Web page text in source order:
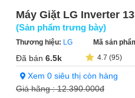
Máy Giặt LG Inverter
(Sản phẩm trưng bày)
Thương hiệu: LG Mã sản
Đã bán 6.5k 4.7 (95)
Xem 0 siêu thị còn hàng
Giá hãng :12.390.000đ